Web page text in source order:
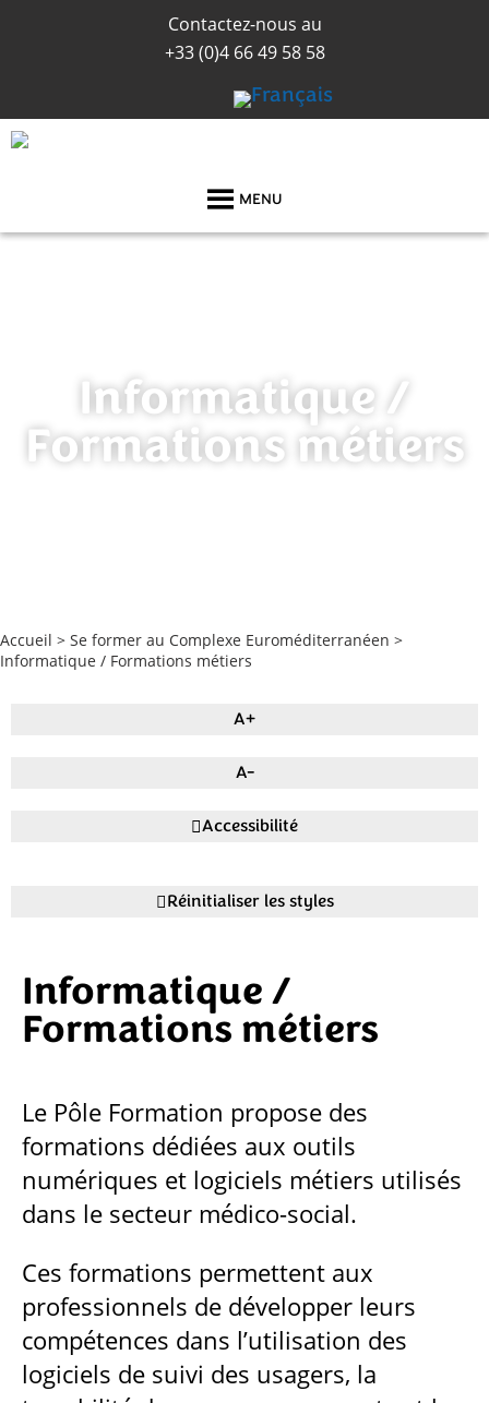
Contactez-nous au
+33 (0)4 66 49 58 58
MENU
Informatique /
Formations métiers
Accueil > Se former au Complexe Euroméditerranéen >
Informatique / Formations métiers
A+
A-
Accessibilité
Réinitialiser les styles
Informatique /
Formations métiers
Le Pôle Formation propose des
formations dédiées aux outils
numériques et logiciels métiers utilisés
dans le secteur médico-social.
Ces formations permettent aux
professionnels de développer leurs
compétences dans l’utilisation des
logiciels de suivi des usagers, la